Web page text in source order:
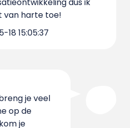
van harte toe!
18 15:05:37
je veel
op de
je